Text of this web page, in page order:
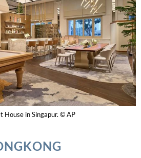
House in Singapur. © AP